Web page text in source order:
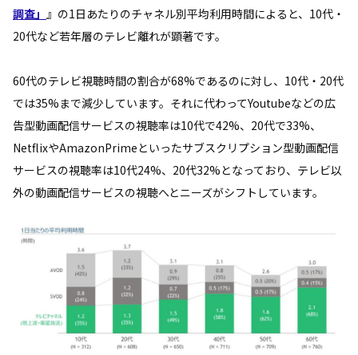
調査」 』の1日あたりのチャネル別平均利用時間によると、10代・
20代など若年層のテレビ離れが顕著です。
60代のテレビ視聴時間の割合が68%であるのに対し、10代・20代
では35%まで減少しています。それに代わってYoutubeなどの広
告型動画配信サービスの視聴率は10代で42%、20代で33%、
NetflixやAmazonPrimeといったサブスクリプション型動画配信
サービスの視聴率は10代24%、20代32%となっており、テレビ以
外の動画配信サービスの視聴へとニーズがシフトしています。